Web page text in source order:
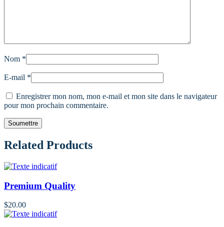
Nom *
E-mail *
Enregistrer mon nom, mon e-mail et mon site dans le navigateur
pour mon prochain commentaire.
Related Products
Premium Quality
$20.00